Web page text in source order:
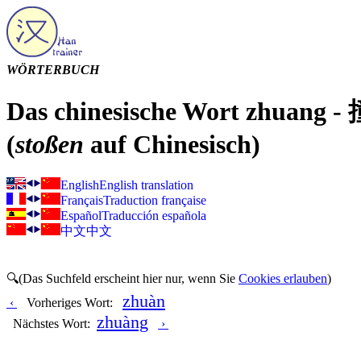
WÖRTERBUCH
Das chinesische Wort zhuang -
(stoßen auf Chinesisch)
EnglishEnglish translation
FrançaisTraduction française
EspañolTraducción española
中文中文
🔍(Das Suchfeld erscheint hier nur, wenn Sie Cookies erlauben)
‹
Vorheriges Wort: zhuàn
Nächstes Wort: zhuàng ›